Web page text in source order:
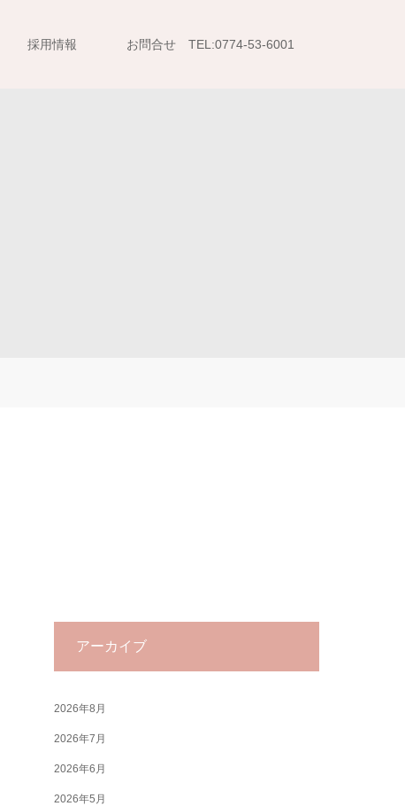
採用情報 お問合せ TEL:0774-53-6001
アーカイブ
2026年8月
2026年7月
2026年6月
2026年5月